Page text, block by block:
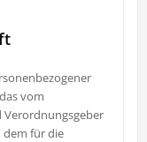
vom
Verordnungsgeber
dem für die